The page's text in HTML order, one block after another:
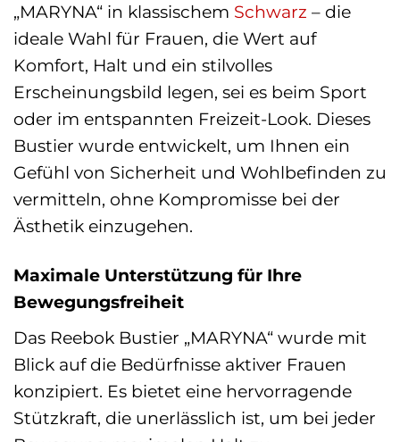
„MARYNA“ in klassischem Schwarz – die
ideale Wahl für Frauen, die Wert auf
Komfort, Halt und ein stilvolles
Erscheinungsbild legen, sei es beim Sport
oder im entspannten Freizeit-Look. Dieses
Bustier wurde entwickelt, um Ihnen ein
Gefühl von Sicherheit und Wohlbefinden zu
vermitteln, ohne Kompromisse bei der
Ästhetik einzugehen.
Maximale Unterstützung für Ihre
Bewegungsfreiheit
Das Reebok Bustier „MARYNA“ wurde mit
Blick auf die Bedürfnisse aktiver Frauen
konzipiert. Es bietet eine hervorragende
Stützkraft, die unerlässlich ist, um bei jeder